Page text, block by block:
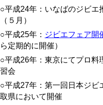
○平成24年：いなばのジビエ
（５月）
○平成25年： ジビエフェア開
ら定期的に開催）
○平成26年：東京にてプロ料
習会
○平成27年：第一回日本ジビ
取県において開催